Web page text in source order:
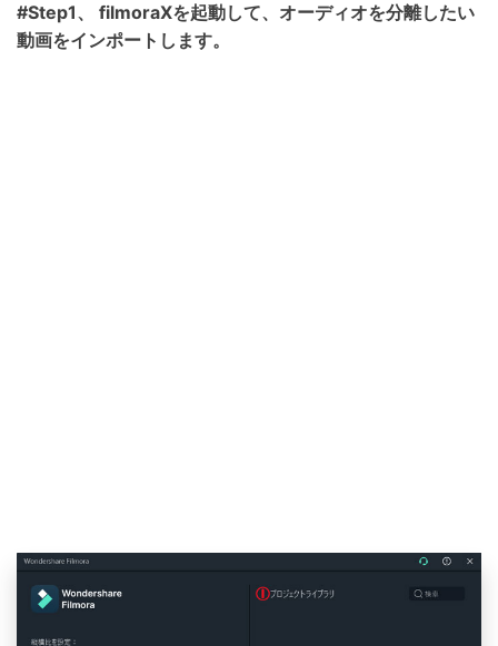
#Step1、 filmoraXを起動して、オーディオを分離したい
動画をインポートします。